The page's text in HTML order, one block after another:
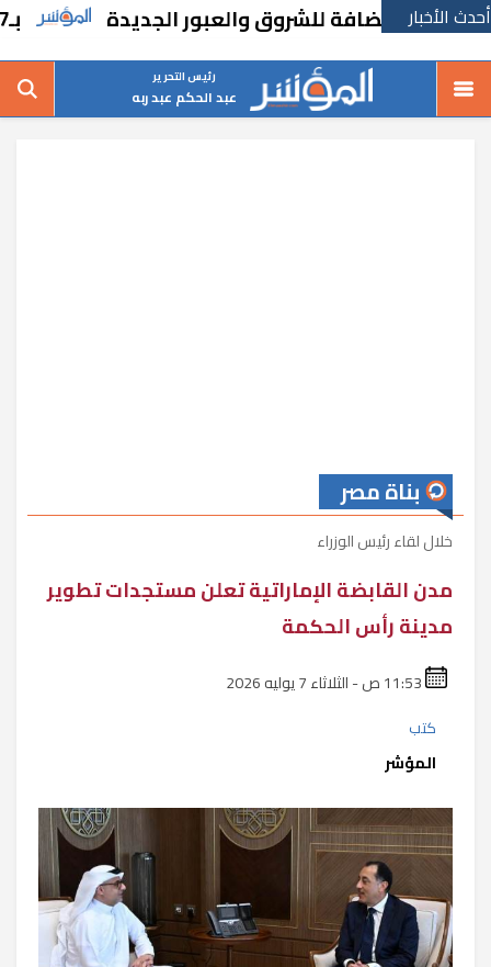
أحدث الأخبارالمضافة للشروق والعبور الجديدة بـ167 مليون جنيه.. “دايس” تطرح أرض للبيع
رئيس التحرير
عبد الحكم عبد ربه
بناة مصر
خلال لقاء رئيس الوزراء
مدن القابضة الإماراتية تعلن مستجدات تطوير
مدينة رأس الحكمة
كتب
المؤشر